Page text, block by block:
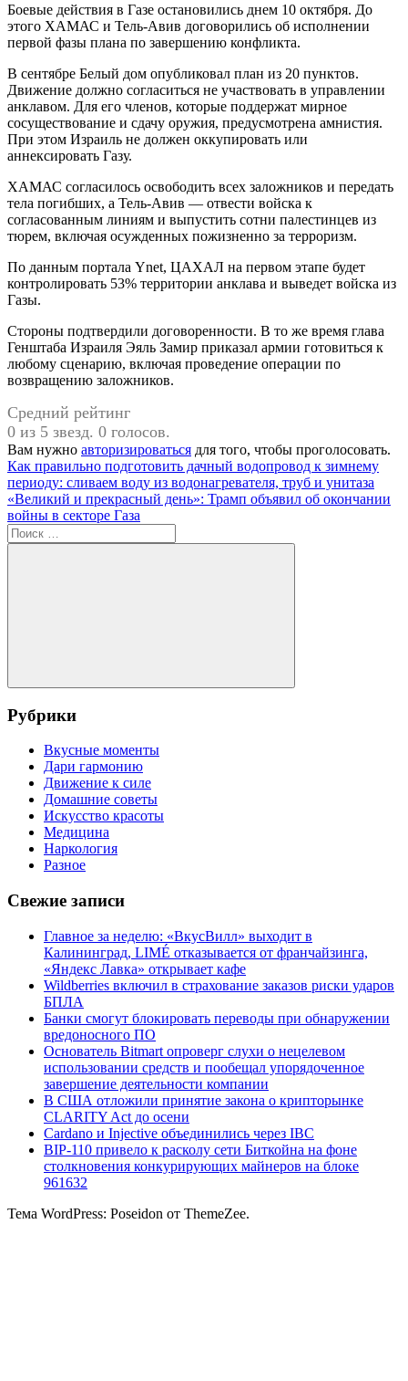
Боевые действия в Газе остановились днем 10 октября. До
этого ХАМАС и Тель-Авив договорились об исполнении
первой фазы плана по завершению конфликта.
В сентябре Белый дом опубликовал план из 20 пунктов.
Движение должно согласиться не участвовать в управлении
анклавом. Для его членов, которые поддержат мирное
сосуществование и сдачу оружия, предусмотрена амнистия.
При этом Израиль не должен оккупировать или
аннексировать Газу.
ХАМАС согласилось освободить всех заложников и передать
тела погибших, а Тель-Авив — отвести войска к
согласованным линиям и выпустить сотни палестинцев из
тюрем, включая осужденных пожизненно за терроризм.
По данным портала Ynet, ЦАХАЛ на первом этапе будет
контролировать 53% территории анклава и выведет войска из
Газы.
Стороны подтвердили договоренности. В то же время глава
Генштаба Израиля Эяль Замир приказал армии готовиться к
любому сценарию, включая проведение операции по
возвращению заложников.
Средний рейтинг
0 из 5 звезд. 0 голосов.
Вам нужно авторизироваться для того, чтобы проголосовать.
Навигация
по
записям
Предыдущая
запись:
Как правильно подготовить дачный водопровод к зимнему
периоду: сливаем воду из водонагревателя, труб и унитаза
Следующая
запись:
«Великий и прекрасный день»: Трамп объявил об окончании
войны в секторе Газа
Поиск
для:
Поиск
Рубрики
Вкусные моменты
Дари гармонию
Движение к силе
Домашние советы
Искусство красоты
Медицина
Наркология
Разное
Свежие записи
Главное за неделю: «ВкусВилл» выходит в
Калининград, LIMÉ отказывается от франчайзинга,
«Яндекс Лавка» открывает кафе
Wildberries включил в страхование заказов риски ударов
БПЛА
Банки смогут блокировать переводы при обнаружении
вредоносного ПО
Основатель Bitmart опроверг слухи о нецелевом
использовании средств и пообещал упорядоченное
завершение деятельности компании
В США отложили принятие закона о крипторынке
CLARITY Act до осени
Cardano и Injective объединились через IBC
BIP-110 привело к расколу сети Биткойна на фоне
столкновения конкурирующих майнеров на блоке
961632
Тема WordPress: Poseidon от ThemeZee.